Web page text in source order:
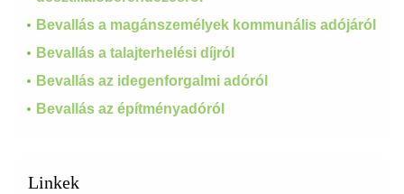
Bevallás a magánszemélyek kommunális adójáról
Bevallás a talajterhelési díjról
Bevallás az idegenforgalmi adóról
Bevallás az építményadóról
Linkek